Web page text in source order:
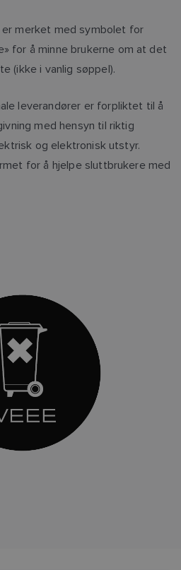
merket med symbolet for
for å minne brukerne om at det
(ikke i vanlig søppel).
leverandører er forpliktet til å
med hensyn til riktig
og elektronisk utstyr.
for å hjelpe sluttbrukere med